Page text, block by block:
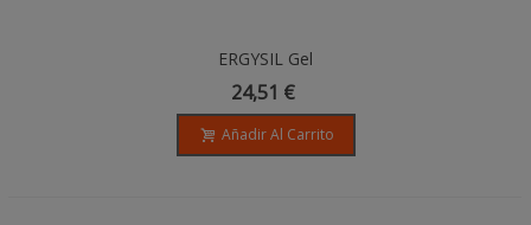
ERGYSIL Gel
24,51 €
Añadir Al Carrito